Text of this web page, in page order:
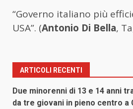
“Governo italiano più
USA”. (Antonio Di Bella,
ARTICOLI RECENTI
Due minorenni di 13 e 14 anni
da tre giovani in pieno centro a